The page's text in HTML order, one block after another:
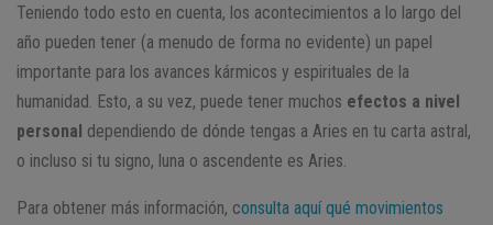
Teniendo todo esto en cuenta, los acontecimientos a lo largo del
año pueden tener (a menudo de forma no evidente) un papel
importante para los avances kármicos y espirituales de la
humanidad. Esto, a su vez, puede tener muchos efectos a nivel
personal dependiendo de dónde tengas a Aries en tu carta astral,
o incluso si tu signo, luna o ascendente es Aries.
Para obtener más información, consulta aquí qué movimientos